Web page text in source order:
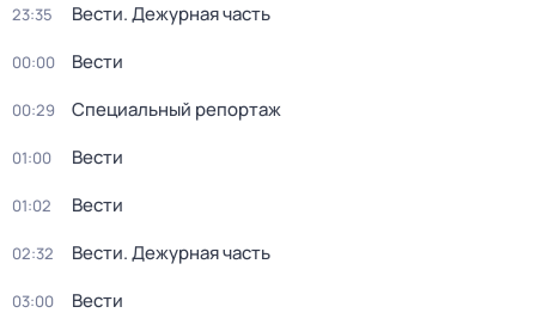
23:35 Вести. Дежурная часть
00:00 Вести
00:29 Специальный репортаж
01:00 Вести
01:02 Вести
02:32 Вести. Дежурная часть
03:00 Вести